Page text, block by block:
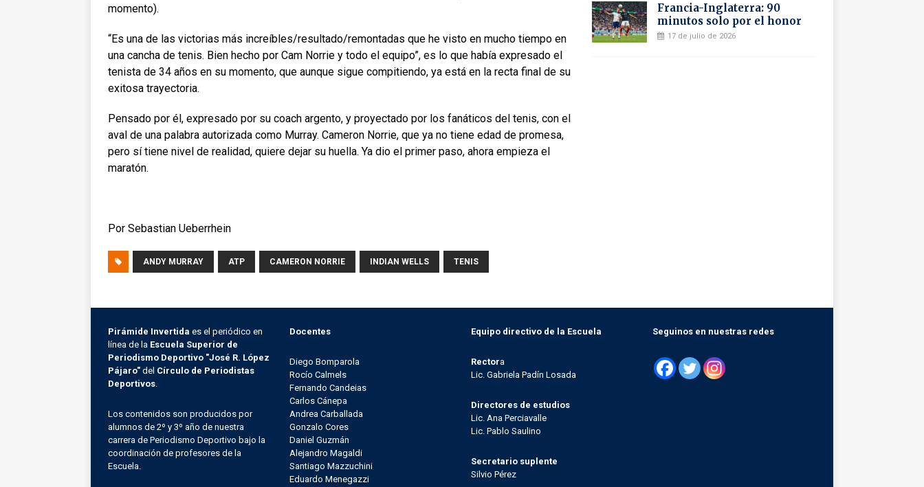
momento).
“Es una de las victorias más increíbles/resultado/remontadas que he visto en mucho tiempo en
una cancha de tenis. Bien hecho por Cam Norrie y todo el equipo”, es lo que había expresado el
tenista de 34 años en su momento, que aunque sigue compitiendo, ya está en la recta final de su
exitosa trayectoria.
Pensado por él, expresado por su coach argento, y proyectado por los fanáticos del tenis, con el
aval de una palabra autorizada como Murray. Cameron Norrie, que ya no tiene edad de promesa,
pero sí tiene nivel de realidad, quiere dejar su huella. Ya dio el primer paso, ahora empieza el
maratón.
Por Sebastian Ueberrhein
ANDY MURRAY ATP CAMERON NORRIE INDIAN WELLS TENIS
Francia-Inglaterra: 90
minutos solo por el honor
17 de julio de 2026
Pirámide Invertida es el periódico en
línea de la Escuela Superior de
Periodismo Deportivo "José R. López
Pájaro" del Círculo de Periodistas
Deportivos.
Los contenidos son producidos por
alumnos de 2º y 3º año de nuestra
carrera de Periodismo Deportivo bajo la
coordinación de profesores de la
Escuela.
Docentes
Diego Bomparola
Rocío Calmels
Fernando Candeias
Carlos Cánepa
Andrea Carballada
Gonzalo Cores
Daniel Guzmán
Alejandro Magaldi
Santiago Mazzuchini
Eduardo Menegazzi
Equipo directivo de la Escuela
Rectora
Lic. Gabriela Padín Losada
Directores de estudios
Lic. Ana Perciavalle
Lic. Pablo Saulino
Secretario suplente
Silvio Pérez
Seguinos en nuestras redes